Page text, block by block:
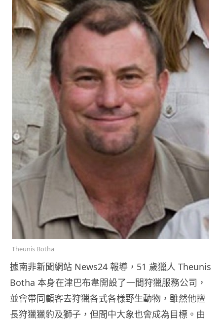
Theunis Botha
據南非新聞網站 News24 報導，51 歲獵人 Theunis
Botha 本身在津巴布韋開設了一間狩獵服務公司，
並會帶同顧客去狩獵各式各樣野生動物，雖然他擅
長狩獵獵豹及獅子，但間中大象也會成為目標。由